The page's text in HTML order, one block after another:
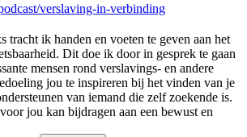
verslaving-in-verbinding
tracht ik handen en voeten te geven aan het
Dit doe ik door in gesprek te gaan
mensen rond verslavings- en andere
jou te inspireren bij het vinden van je
van iemand die zelf zoekende is.
jou kan bijdragen aan een bewust en